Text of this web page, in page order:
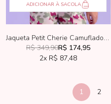
ADICIONAR À SACOLA
Jaqueta Petit Cherie Camuflado Fashion
R$ 349,90R$ 174,95
2x R$ 87,48
1 2